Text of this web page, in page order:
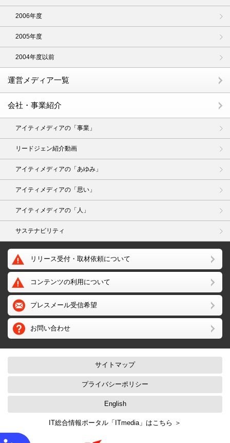
2006年度
2005年度
2004年度以前
運営メディア一覧
会社・事業紹介
アイティメディアの「事業」
リードジェン紹介動画
アイティメディアの「あゆみ」
アイティメディアの「思い」
アイティメディアの「人」
サステナビリティ
リリース受付・取材依頼について
コンテンツの利用について
プレスメール受信希望
お問い合わせ
サイトマップ
プライバシーポリシー
English
IT総合情報ポータル「ITmedia」はこちら ＞